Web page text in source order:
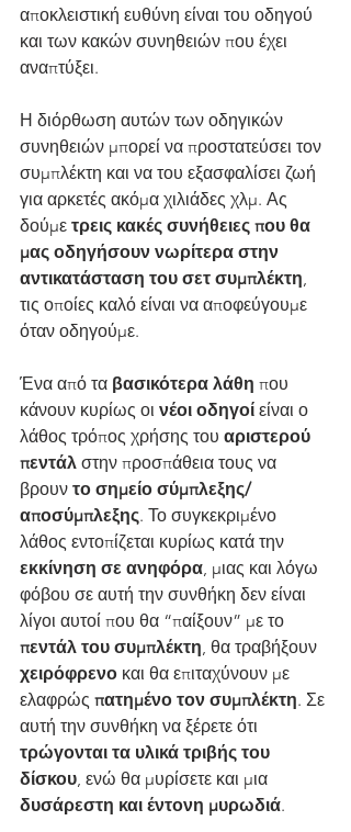
αποκλειστική ευθύνη είναι του οδηγού
και των κακών συνηθειών που έχει
αναπτύξει.
Η διόρθωση αυτών των οδηγικών
συνηθειών μπορεί να προστατεύσει τον
συμπλέκτη και να του εξασφαλίσει ζωή
για αρκετές ακόμα χιλιάδες χλμ. Ας
δούμε τρεις κακές συνήθειες που θα
μας οδηγήσουν νωρίτερα στην
αντικατάσταση του σετ συμπλέκτη,
τις οποίες καλό είναι να αποφεύγουμε
όταν οδηγούμε.
Ένα από τα βασικότερα λάθη που
κάνουν κυρίως οι νέοι οδηγοί είναι ο
λάθος τρόπος χρήσης του αριστερού
πεντάλ στην προσπάθεια τους να
βρουν το σημείο σύμπλεξης/
αποσύμπλεξης. Το συγκεκριμένο
λάθος εντοπίζεται κυρίως κατά την
εκκίνηση σε ανηφόρα, μιας και λόγω
φόβου σε αυτή την συνθήκη δεν είναι
λίγοι αυτοί που θα “παίξουν” με το
πεντάλ του συμπλέκτη, θα τραβήξουν
χειρόφρενο και θα επιταχύνουν με
ελαφρώς πατημένο τον συμπλέκτη. Σε
αυτή την συνθήκη να ξέρετε ότι
τρώγονται τα υλικά τριβής του
δίσκου, ενώ θα μυρίσετε και μια
δυσάρεστη και έντονη μυρωδιά.